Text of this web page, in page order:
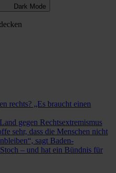
Dark Mode
rechts? „Es braucht einen
gegen Rechtsextremismus
sehr, dass die Menschen nicht
sagt Baden-
– und hat ein Bündnis für